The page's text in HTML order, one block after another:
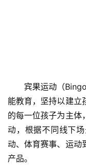
首
页
融
宾果运动（
能教育，坚持以建立
的每一位孩子为主体
动，根据不同线下
动、体育赛事、运动
产品。